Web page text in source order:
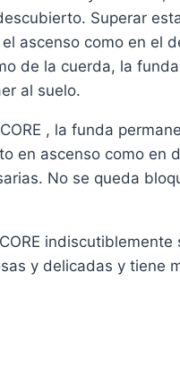
Superar
ascenso como en el
de la cuerda, la
al suelo.
, la funda
en ascenso como en
No se queda
y delicadas y tiene